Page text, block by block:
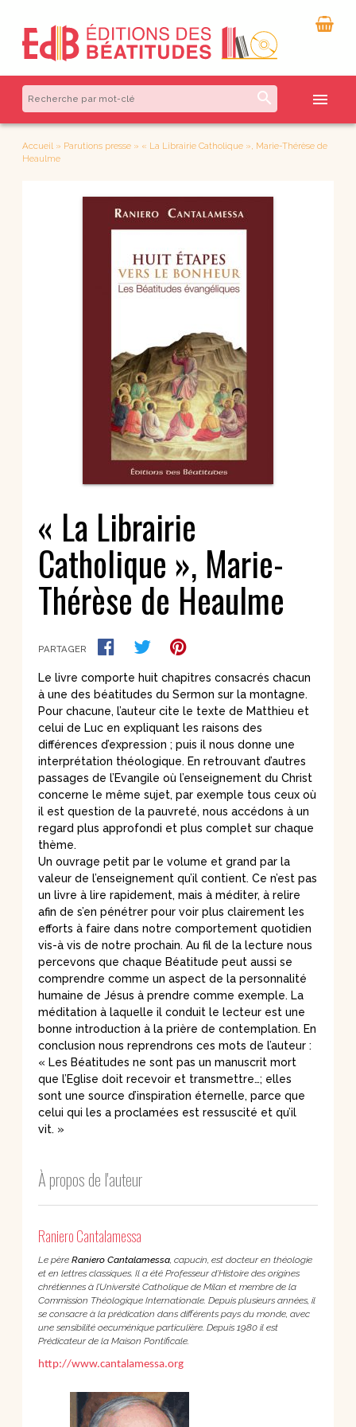
search menu
Accueil » Parutions presse » « La Librairie Catholique », Marie-Thérèse de
Heaulme
« La Librairie
Catholique », Marie-
Thérèse de Heaulme
PARTAGER
Le livre comporte huit chapitres consacrés chacun
à une des béatitudes du Sermon sur la montagne.
Pour chacune, l’auteur cite le texte de Matthieu et
celui de Luc en expliquant les raisons des
différences d’expression ; puis il nous donne une
interprétation théologique. En retrouvant d’autres
passages de l’Evangile où l’enseignement du Christ
concerne le même sujet, par exemple tous ceux où
il est question de la pauvreté, nous accédons à un
regard plus approfondi et plus complet sur chaque
thème.
Un ouvrage petit par le volume et grand par la
valeur de l’enseignement qu’il contient. Ce n’est pas
un livre à lire rapidement, mais à méditer, à relire
afin de s’en pénétrer pour voir plus clairement les
efforts à faire dans notre comportement quotidien
vis-à vis de notre prochain. Au fil de la lecture nous
percevons que chaque Béatitude peut aussi se
comprendre comme un aspect de la personnalité
humaine de Jésus à prendre comme exemple. La
méditation à laquelle il conduit le lecteur est une
bonne introduction à la prière de contemplation. En
conclusion nous reprendrons ces mots de l’auteur :
« Les Béatitudes ne sont pas un manuscrit mort
que l’Eglise doit recevoir et transmettre…; elles
sont une source d’inspiration éternelle, parce que
celui qui les a proclamées est ressuscité et qu’il
vit. »
À propos de l'auteur
Raniero Cantalamessa
Le père Raniero Cantalamessa, capucin, est docteur en théologie
et en lettres classiques. Il a été Professeur d’Histoire des origines
chrétiennes à l’Université Catholique de Milan et membre de la
Commission Théologique Internationale. Depuis plusieurs années, il
se consacre à la prédication dans différents pays du monde, avec
une sensibilité oecuménique particulière. Depuis 1980 il est
Prédicateur de la Maison Pontificale.
http://www.cantalamessa.org